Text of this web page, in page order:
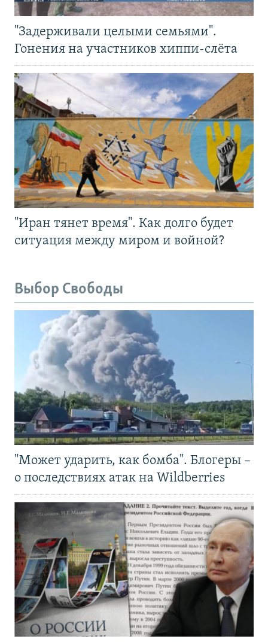
"Задерживали целыми семьями".
Гонения на участников хиппи-слёта
"Иран тянет время". Как долго будет
ситуация между миром и войной?
Выбор Свободы
"Может ударить, как бомба". Блогеры –
о последствиях атак на Wildberries